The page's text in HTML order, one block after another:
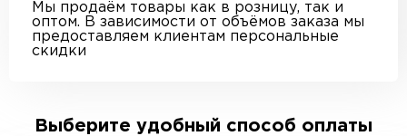
Мы продаём товары как в розницу, так и
оптом. В зависимости от объёмов заказа мы
предоставляем клиентам персональные
скидки
Выберите удобный способ оплаты